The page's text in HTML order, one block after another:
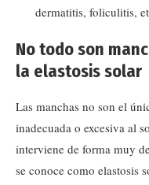
dermatitis, foliculitis,
No todo son
la elastosis solar
Las manchas no son el
inadecuada o excesiva al
interviene de forma muy
se conoce como elastosis